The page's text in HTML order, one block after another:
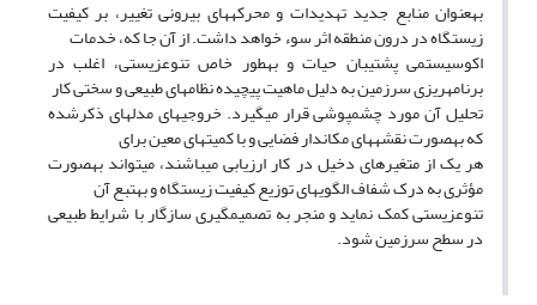
بهعنوان منابع جدید تهدیدات و محرکههای بیرونی تغییر، بر کیفیت
زیستگاه در درون منطقه اثر سوء خواهد داشت. از آن جا که، خدمات
اکوسیستمی پشتیبان حیات و بهطور خاص تنوعزیستی، اغلب در
برنامهریزی سرزمین به دلیل ماهیت پیچیده نظامهای طبیعی و سختی کار
تحلیل آن مورد چشمپوشی قرار میگیرد. خروجیهای مدلهای ذکرشده
که بهصورت نقشههای مکاندار فضایی و با کمیتهای معین برای
هر یک از متغیرهای دخیل در کار ارزیابی میباشند، میتواند بهصورت
مؤثری به درک شفاف الگویهای توزیع کیفیت زیستگاه و بهتبع آن
تنوعزیستی کمک نماید و منجر به تصمیمگیری سازگار با شرایط طبیعی
در سطح سرزمین شود.